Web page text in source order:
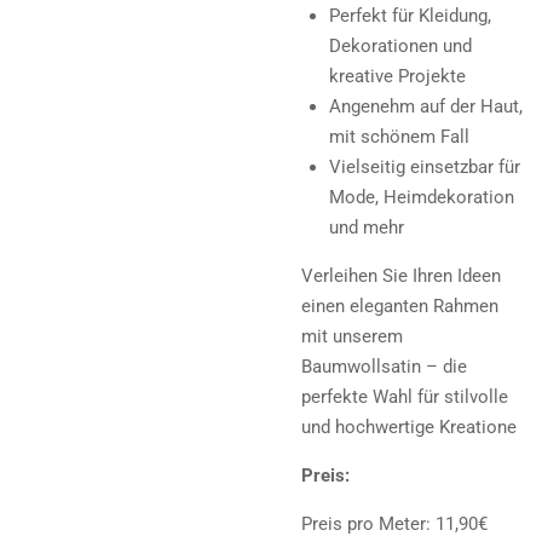
Perfekt für Kleidung,
Dekorationen und
kreative Projekte
Angenehm auf der Haut,
mit schönem Fall
Vielseitig einsetzbar für
Mode, Heimdekoration
und mehr
Verleihen Sie Ihren Ideen
einen eleganten Rahmen
mit unserem
Baumwollsatin – die
perfekte Wahl für stilvolle
und hochwertige Kreatione
Preis:
Preis pro Meter: 11,90€